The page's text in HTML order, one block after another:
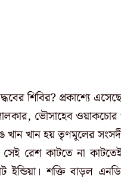
শিবির? প্রকাশ্যে
ভৌসাহেব
খান খান হয় তৃণমূলের
রেশ কাটতে না
শক্তি বাড়ল